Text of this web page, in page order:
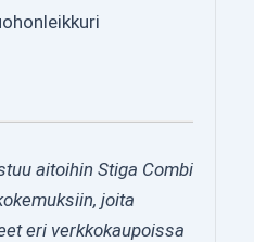
aitoihin Stiga Combi
joita
eri verkkokaupoissa